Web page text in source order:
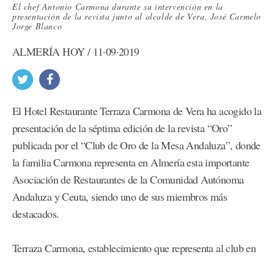
El chef Antonio Carmona durante su intervención en la
presentación de la revista junto al alcalde de Vera, José Carmelo
Jorge Blanco
ALMERÍA HOY / 11·09·2019
El Hotel Restaurante Terraza Carmona de Vera ha acogido la
presentación de la séptima edición de la revista “Oro”
publicada por el “Club de Oro de la Mesa Andaluza”, donde
la familia Carmona representa en Almería esta importante
Asociación de Restaurantes de la Comunidad Autónoma
Andaluza y Ceuta, siendo uno de sus miembros más
destacados.
Terraza Carmona, establecimiento que representa al club en